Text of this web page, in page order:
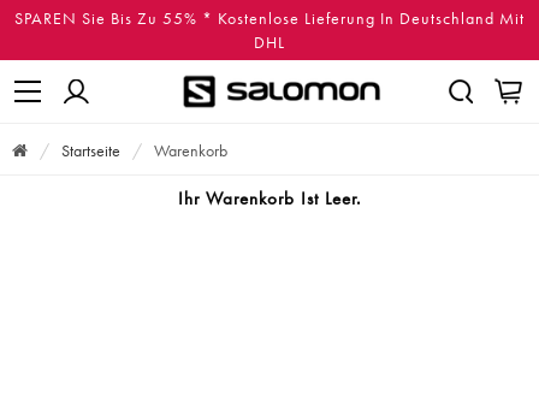
SPAREN Sie Bis Zu 55% * Kostenlose Lieferung In Deutschland Mit
DHL
Startseite Warenkorb
Ihr Warenkorb Ist Leer.